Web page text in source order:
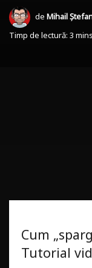
de Mihail
Timp de lectură: 3
Cum
Tutorial